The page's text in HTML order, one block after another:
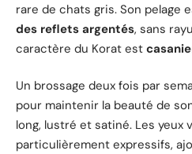
rare de chats gris. Son pelage
des reflets argentés, sans
caractère du Korat est
Un brossage deux fois par
pour maintenir la beauté de
long, lustré et satiné. Les yeux
particulièrement expressifs,